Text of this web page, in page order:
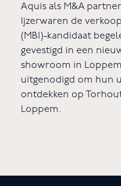
Aquis als M&A
Ijzerwaren de
(MBI)-kandidaat
gevestigd in een
showroom in
uitgenodigd om hun
ontdekken op
Loppem.